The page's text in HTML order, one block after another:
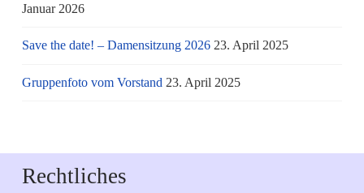
Januar 2026
Save the date! – Damensitzung 2026 23. April 2025
Gruppenfoto vom Vorstand 23. April 2025
Rechtliches